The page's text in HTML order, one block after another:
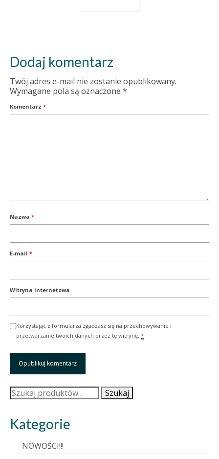
Dodaj komentarz
Twój adres e-mail nie zostanie opublikowany.
Wymagane pola są oznaczone *
Komentarz *
Nazwa *
E-mail *
Witryna internetowa
Korzystając z formularza zgadzasz się na przechowywanie i
przetwarzanie twoich danych przez tę witrynę. *
Szukaj: Szukaj
Kategorie
NOWOŚCI!!!